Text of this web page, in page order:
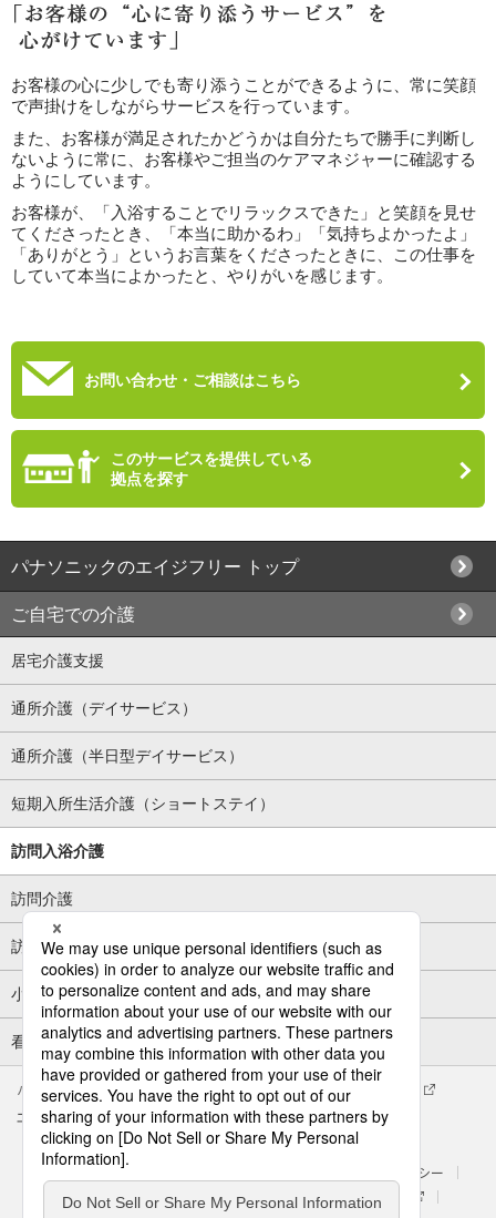
お客様の心に少しでも寄り添うことができるように、常に笑顔
で声掛けをしながらサービスを行っています。
また、お客様が満足されたかどうかは自分たちで勝手に判断し
ないように常に、お客様やご担当のケアマネジャーに確認する
ようにしています。
お客様が、「入浴することでリラックスできた」と笑顔を見せ
てくださったとき、「本当に助かるわ」「気持ちよかったよ」
「ありがとう」というお言葉をくださったときに、この仕事を
していて本当によかったと、やりがいを感じます。
お問い合わせ・ご相談はこちら
このサービスを提供している
拠点を探す
パナソニックのエイジフリー トップ
ご自宅での介護
居宅介護支援
通所介護（デイサービス）
通所介護（半日型デイサービス）
短期入所生活介護（ショートステイ）
訪問入浴介護
訪問介護
訪問看護
小規模多機能型居宅介護
看護小規模多機能型居宅介護
パナソニック企業情報 エイジフリー企業情報
エイジフリーの拠点検索
クッキーポリシー
個人情報保護方針
処遇改善に関する具体的な取組み内容